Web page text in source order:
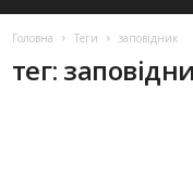
Головна Теги заповідник
тег: